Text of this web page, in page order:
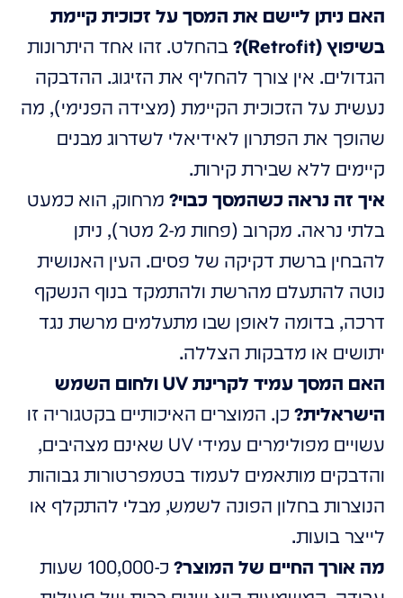
האם ניתן ליישם את המסך על זכוכית קיימת
בשיפוץ (Retrofit)?
בהחלט. זהו אחד היתרונות
הגדולים. אין צורך להחליף את הזיגוג. ההדבקה
נעשית על הזכוכית הקיימת (מצידה הפנימי), מה
שהופך את הפתרון לאידיאלי לשדרוג מבנים
קיימים ללא שבירת קירות.
איך זה נראה כשהמסך כבוי? מרחוק, הוא כמעט
בלתי נראה. מקרוב (פחות מ-2 מטר), ניתן
להבחין ברשת דקיקה של פסים. העין האנושית
נוטה להתעלם מהרשת ולהתמקד בנוף הנשקף
דרכה, בדומה לאופן שבו מתעלמים מרשת נגד
יתושים או מדבקות הצללה.
האם המסך עמיד לקרינת UV ולחום השמש
הישראלית? כן. המוצרים האיכותיים בקטגוריה זו
עשויים מפולימרים עמידי UV שאינם מצהיבים,
והדבקים מותאמים לעמוד בטמפרטורות גבוהות
הנוצרות בחלון הפונה לשמש, מבלי להתקלף או
לייצר בועות.
מה אורך החיים של המוצר?
כ-100,000 שעות